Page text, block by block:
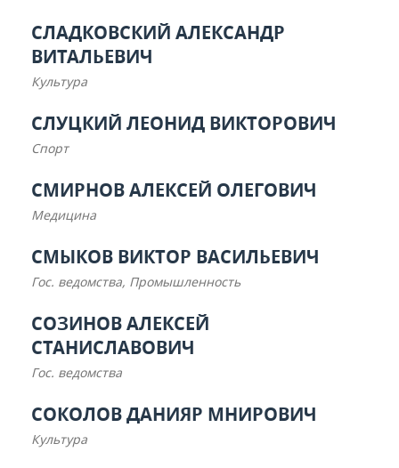
СЛАДКОВСКИЙ АЛЕКСАНДР
ВИТАЛЬЕВИЧ
Культура
СЛУЦКИЙ ЛЕОНИД ВИКТОРОВИЧ
Спорт
СМИРНОВ АЛЕКСЕЙ ОЛЕГОВИЧ
Медицина
СМЫКОВ ВИКТОР ВАСИЛЬЕВИЧ
Гос. ведомства, Промышленность
СОЗИНОВ АЛЕКСЕЙ
СТАНИСЛАВОВИЧ
Гос. ведомства
СОКОЛОВ ДАНИЯР МНИРОВИЧ
Культура